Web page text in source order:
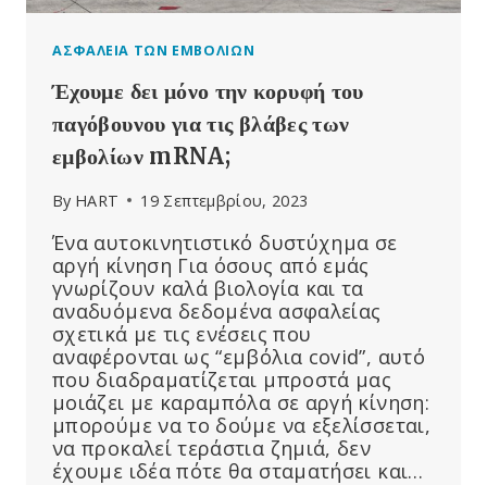
ΑΣΦΆΛΕΙΑ ΤΩΝ ΕΜΒΟΛΊΩΝ
Έχουμε δει μόνο την κορυφή του
παγόβουνου για τις βλάβες των
εμβολίων mRNA;
By HART 19 Σεπτεμβρίου, 2023
Ένα αυτοκινητιστικό δυστύχημα σε
αργή κίνηση Για όσους από εμάς
γνωρίζουν καλά βιολογία και τα
αναδυόμενα δεδομένα ασφαλείας
σχετικά με τις ενέσεις που
αναφέρονται ως “εμβόλια covid”, αυτό
που διαδραματίζεται μπροστά μας
μοιάζει με καραμπόλα σε αργή κίνηση:
μπορούμε να το δούμε να εξελίσσεται,
να προκαλεί τεράστια ζημιά, δεν
έχουμε ιδέα πότε θα σταματήσει και…